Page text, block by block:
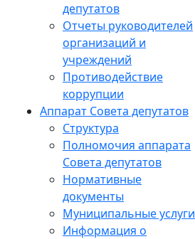
депутатов
Отчеты руководителей
организаций и
учреждений
Противодействие
коррупции
Аппарат Совета депутатов
Структура
Полномочия аппарата
Совета депутатов
Нормативные
документы
Муниципальные услуги
Информация о